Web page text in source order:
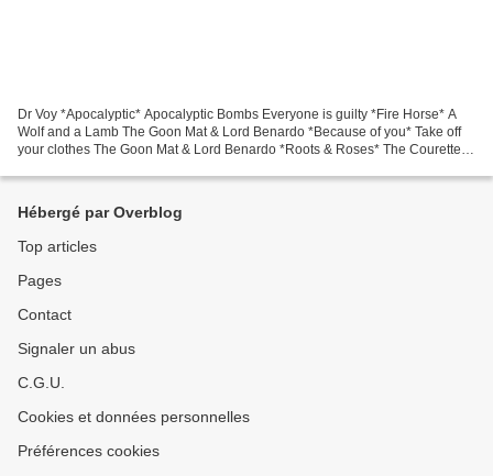
Dr Voy *Apocalyptic* Apocalyptic Bombs Everyone is guilty *Fire Horse* A
Wolf and a Lamb The Goon Mat & Lord Benardo *Because of you* Take off
your clothes The Goon Mat & Lord Benardo *Roots & Roses* The Courettes
Hébergé par Overblog
Top articles
Pages
Contact
Signaler un abus
C.G.U.
Cookies et données personnelles
Préférences cookies